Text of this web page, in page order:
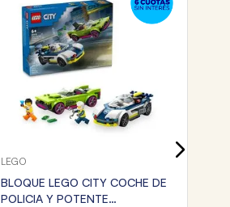
LEGO
BLOQUE LEGO CITY COCHE DE
POLICIA Y POTENTE